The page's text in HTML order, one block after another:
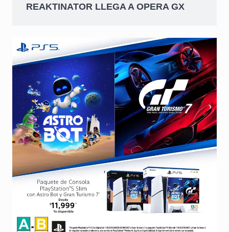
REAKTINATOR LLEGA A OPERA GX